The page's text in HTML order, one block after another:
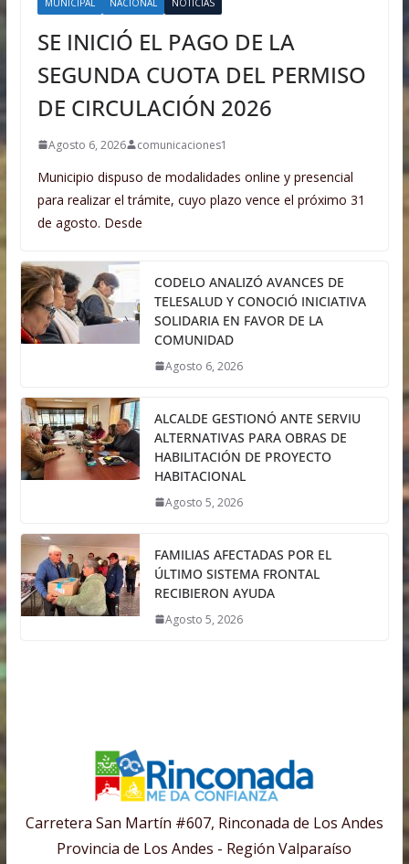
MUNICIPAL NACIONAL NOTICIAS
SE INICIÓ EL PAGO DE LA
SEGUNDA CUOTA DEL PERMISO
DE CIRCULACIÓN 2026
Agosto 6, 2026 comunicaciones1
Municipio dispuso de modalidades online y presencial
para realizar el trámite, cuyo plazo vence el próximo 31
de agosto. Desde
CODELO ANALIZÓ AVANCES DE
TELESALUD Y CONOCIÓ INICIATIVA
SOLIDARIA EN FAVOR DE LA
COMUNIDAD
Agosto 6, 2026
ALCALDE GESTIONÓ ANTE SERVIU
ALTERNATIVAS PARA OBRAS DE
HABILITACIÓN DE PROYECTO
HABITACIONAL
Agosto 5, 2026
FAMILIAS AFECTADAS POR EL
ÚLTIMO SISTEMA FRONTAL
RECIBIERON AYUDA
Agosto 5, 2026
Carretera San Martín #607, Rinconada de Los Andes
Provincia de Los Andes - Región Valparaíso